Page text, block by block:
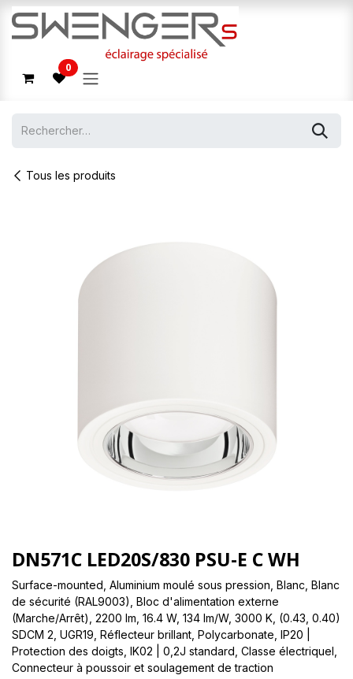
Se rendre au contenu
0
Tous les produits
DN571C LED20S/830 PSU-E C WH
Surface-mounted, Aluminium moulé sous pression, Blanc, Blanc
de sécurité (RAL9003), Bloc d'alimentation externe
(Marche/Arrêt), 2200 lm, 16.4 W, 134 lm/W, 3000 K, (0.43, 0.40)
SDCM 2, UGR19, Réflecteur brillant, Polycarbonate, IP20 |
Protection des doigts, IK02 | 0,2J standard, Classe électriqueI,
Connecteur à poussoir et soulagement de traction